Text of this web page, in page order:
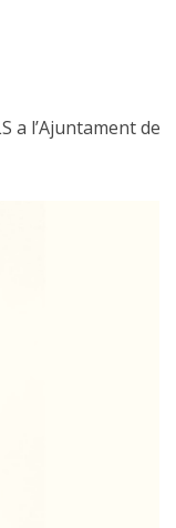
a l’Ajuntament de